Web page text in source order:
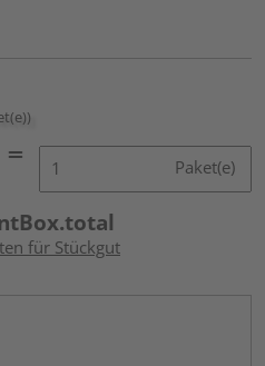
Paket(e)
für Stückgut